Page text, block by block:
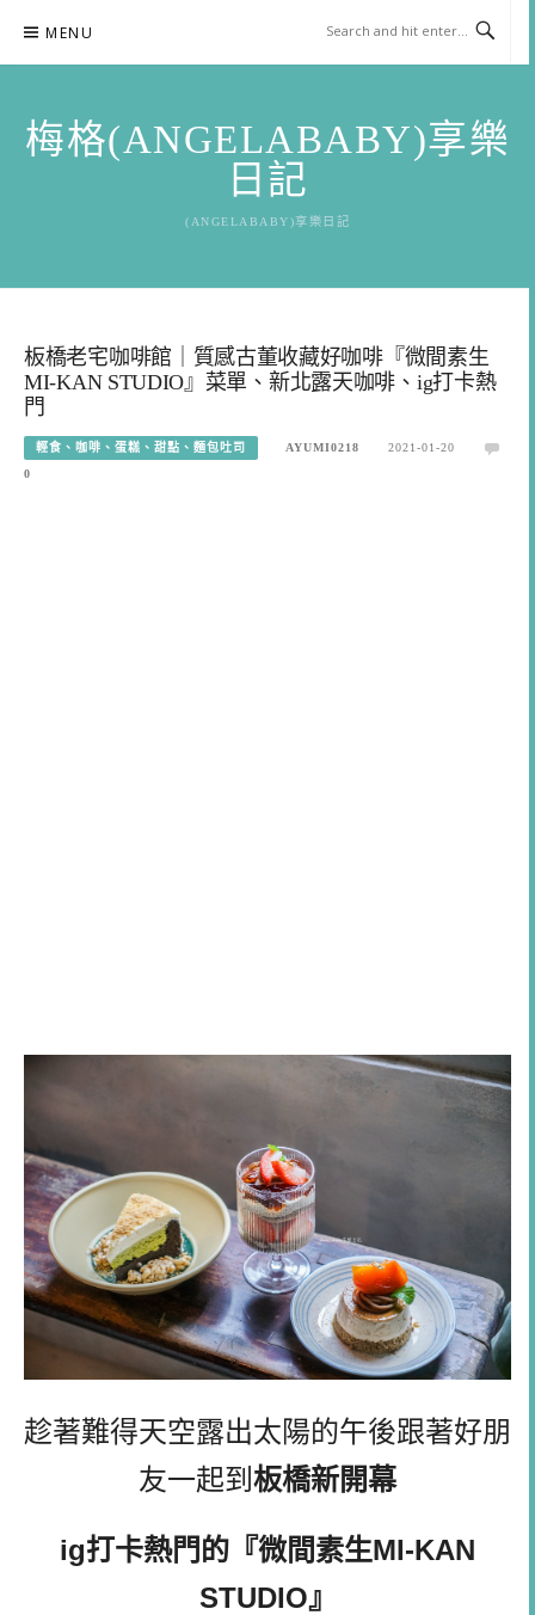
content
MENU
梅格(ANGELABABY)享樂
日記
(ANGELABABY)享樂日記
板橋老宅咖啡館｜質感古董收藏好咖啡『微間素生
MI-KAN STUDIO』菜單、新北露天咖啡、ig打卡熱
門
輕食、咖啡、蛋糕、甜點、麵包吐司 AYUMI0218
2021-01-20
0
趁著難得天空露出太陽的午後跟著好朋
友一起到 板橋新開幕
ig打卡熱門的『微間素生MI-KAN
STUDIO』